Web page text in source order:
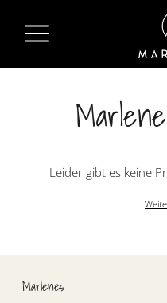
Leider gibt es keine
Marlenes